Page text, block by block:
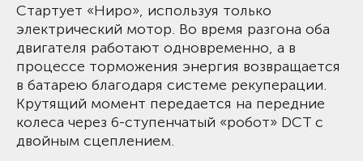
Стартует «Ниро», используя только
электрический мотор. Во время разгона оба
двигателя работают одновременно, а в
процессе торможения энергия возвращается
в батарею благодаря системе рекуперации.
Крутящий момент передается на передние
колеса через 6-ступенчатый «робот» DCT с
двойным сцеплением.